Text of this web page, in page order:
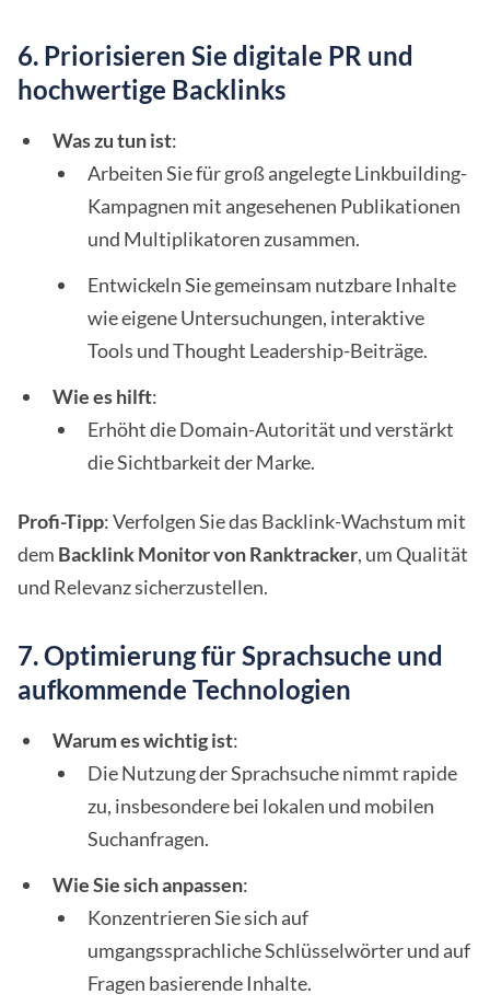
6. Priorisieren Sie digitale PR und
hochwertige Backlinks
Was zu tun ist:
Arbeiten Sie für groß angelegte Linkbuilding-
Kampagnen mit angesehenen Publikationen
und Multiplikatoren zusammen.
Entwickeln Sie gemeinsam nutzbare Inhalte
wie eigene Untersuchungen, interaktive
Tools und Thought Leadership-Beiträge.
Wie es hilft:
Erhöht die Domain-Autorität und verstärkt
die Sichtbarkeit der Marke.
Profi-Tipp: Verfolgen Sie das Backlink-Wachstum mit
dem Backlink Monitor von Ranktracker, um Qualität
und Relevanz sicherzustellen.
7. Optimierung für Sprachsuche und
aufkommende Technologien
Warum es wichtig ist:
Die Nutzung der Sprachsuche nimmt rapide
zu, insbesondere bei lokalen und mobilen
Suchanfragen.
Wie Sie sich anpassen:
Konzentrieren Sie sich auf
umgangssprachliche Schlüsselwörter und auf
Fragen basierende Inhalte.